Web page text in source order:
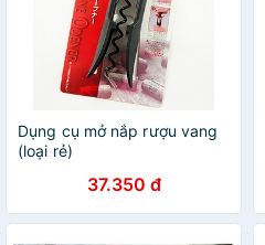
Dụng cụ mở nắp rượu vang
(loại rẻ)
37.350 đ